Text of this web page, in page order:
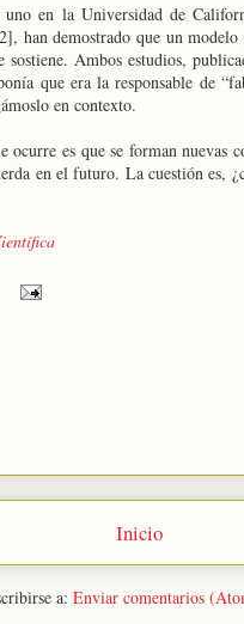
uno en la Universidad de
han demostrado que un modelo
sostiene. Ambos estudios,
que era la responsable de
en contexto.
es que se forman nuevas
en el futuro. La cuestión es,
Inicio
a: Enviar comentarios